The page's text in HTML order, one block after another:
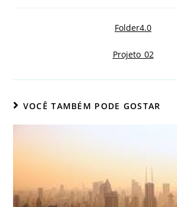
Folder4.0
Projeto_02
VOCÊ TAMBÉM PODE GOSTAR